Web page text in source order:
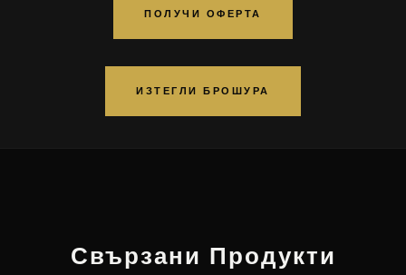
ПОЛУЧИ ОФЕРТА
ИЗТЕГЛИ БРОШУРА
Свързани Продукти